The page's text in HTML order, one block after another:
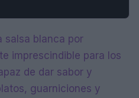
salsa blanca por
imprescindible para los
de dar sabor y
guarniciones y